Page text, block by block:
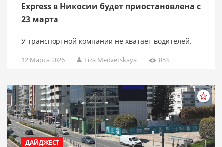
Express в Никосии будет приостановлена ​​с
23 марта
У транспортной компании не хватает водителей.
12 Марта 2026 Liza Medvetskaya 853
ДАЙДЖЕСТ